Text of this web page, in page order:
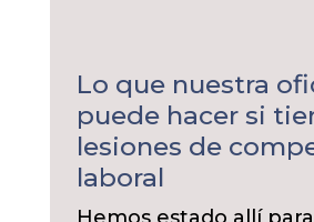
Lo que nuestra
puede hacer si
lesiones de
laboral